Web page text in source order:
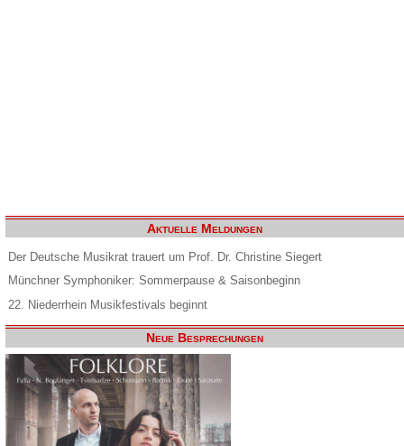
Aktuelle Meldungen
Der Deutsche Musikrat trauert um Prof. Dr. Christine Siegert
Münchner Symphoniker: Sommerpause & Saisonbeginn
22. Niederrhein Musikfestivals beginnt
Neue Besprechungen